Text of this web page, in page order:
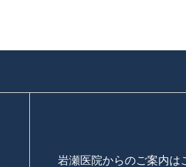
岩瀬医院からのご案内は